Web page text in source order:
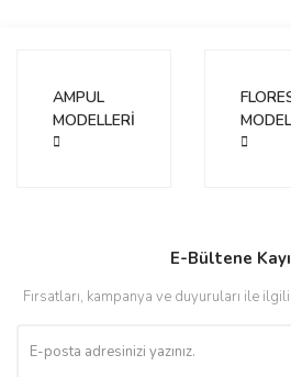
AMPUL
MODELLERİ
E-Bültene
Fırsatları, kampanya ve duyuruları ile